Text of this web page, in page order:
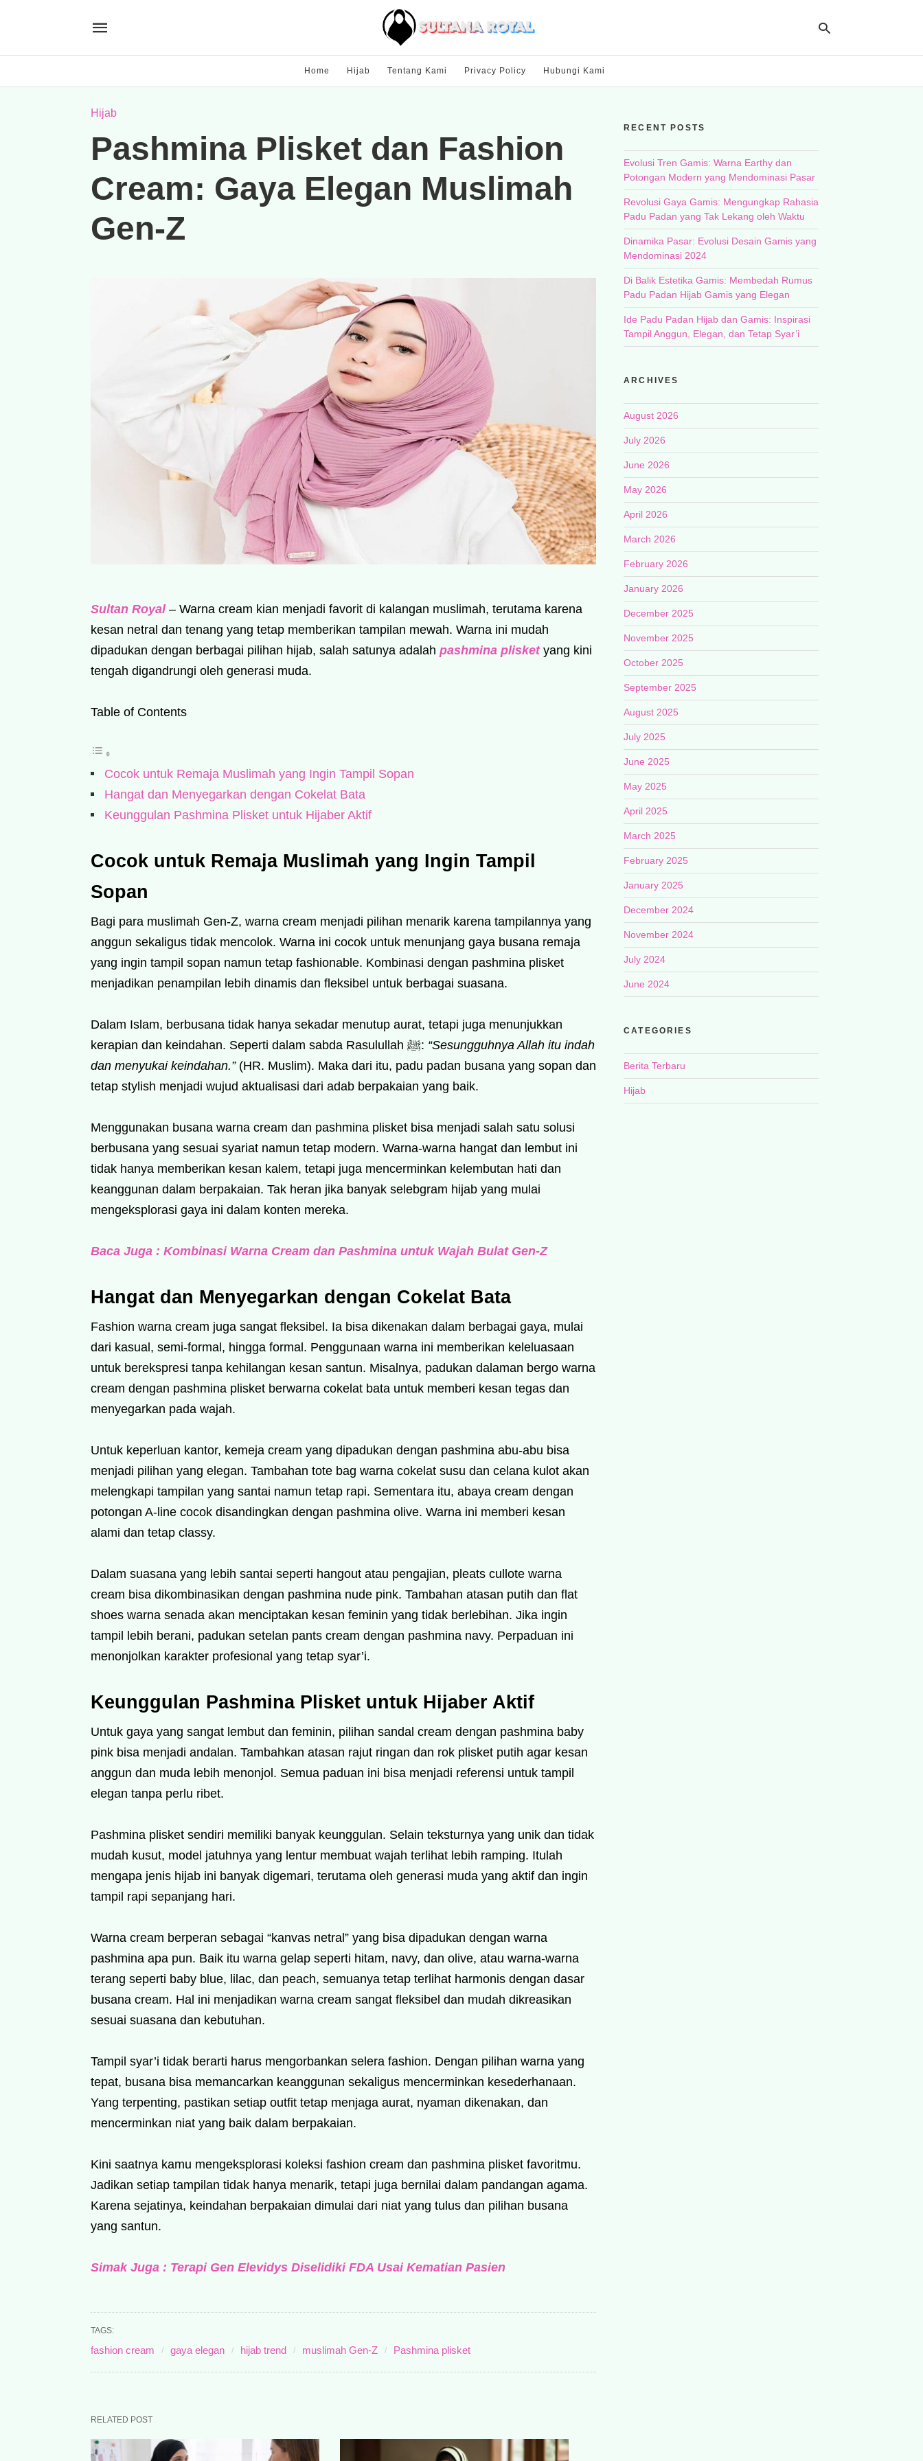
Home Hijab Tentang Kami Privacy Policy Hubungi Kami
Hijab
Pashmina Plisket dan Fashion
Cream: Gaya Elegan Muslimah
Gen-Z
Sultan Royal– Warna cream kian menjadi favorit di kalangan muslimah, terutama karena
kesan netral dan tenang yang tetap memberikan tampilan mewah. Warna ini mudah
dipadukan dengan berbagai pilihan hijab, salah satunya adalah pashmina plisketyang kini
tengah digandrungi oleh generasi muda.
Table of Contents
Cocok untuk Remaja Muslimah yang Ingin Tampil Sopan
Hangat dan Menyegarkan dengan Cokelat Bata
Keunggulan Pashmina Plisket untuk Hijaber Aktif
Cocok untuk Remaja Muslimah yang Ingin Tampil
Sopan
Bagi para muslimah Gen-Z, warna cream menjadi pilihan menarik karena tampilannya yang
anggun sekaligus tidak mencolok. Warna ini cocok untuk menunjang gaya busana remaja
yang ingin tampil sopan namun tetap fashionable. Kombinasi dengan pashmina plisket
menjadikan penampilan lebih dinamis dan fleksibel untuk berbagai suasana.
Dalam Islam, berbusana tidak hanya sekadar menutup aurat, tetapi juga menunjukkan
kerapian dan keindahan. Seperti dalam sabda Rasulullah ﷺ: “Sesungguhnya Allah itu indah
dan menyukai keindahan.”(HR. Muslim). Maka dari itu, padu padan busana yang sopan dan
tetap stylish menjadi wujud aktualisasi dari adab berpakaian yang baik.
Menggunakan busana warna cream dan pashmina plisket bisa menjadi salah satu solusi
berbusana yang sesuai syariat namun tetap modern. Warna-warna hangat dan lembut ini
tidak hanya memberikan kesan kalem, tetapi juga mencerminkan kelembutan hati dan
keanggunan dalam berpakaian. Tak heran jika banyak selebgram hijab yang mulai
mengeksplorasi gaya ini dalam konten mereka.
Baca Juga : Kombinasi Warna Cream dan Pashmina untuk Wajah Bulat Gen-Z
Hangat dan Menyegarkan dengan Cokelat Bata
Fashion warna cream juga sangat fleksibel. Ia bisa dikenakan dalam berbagai gaya, mulai
dari kasual, semi-formal, hingga formal. Penggunaan warna ini memberikan keleluasaan
untuk berekspresi tanpa kehilangan kesan santun. Misalnya, padukan dalaman bergo warna
cream dengan pashmina plisket berwarna cokelat bata untuk memberi kesan tegas dan
menyegarkan pada wajah.
Untuk keperluan kantor, kemeja cream yang dipadukan dengan pashmina abu-abu bisa
menjadi pilihan yang elegan. Tambahan tote bag warna cokelat susu dan celana kulot akan
melengkapi tampilan yang santai namun tetap rapi. Sementara itu, abaya cream dengan
potongan A-line cocok disandingkan dengan pashmina olive. Warna ini memberi kesan
alami dan tetap classy.
Dalam suasana yang lebih santai seperti hangout atau pengajian, pleats cullote warna
cream bisa dikombinasikan dengan pashmina nude pink. Tambahan atasan putih dan flat
shoes warna senada akan menciptakan kesan feminin yang tidak berlebihan. Jika ingin
tampil lebih berani, padukan setelan pants cream dengan pashmina navy. Perpaduan ini
menonjolkan karakter profesional yang tetap syar’i.
Keunggulan Pashmina Plisket untuk Hijaber Aktif
Untuk gaya yang sangat lembut dan feminin, pilihan sandal cream dengan pashmina baby
pink bisa menjadi andalan. Tambahkan atasan rajut ringan dan rok plisket putih agar kesan
anggun dan muda lebih menonjol. Semua paduan ini bisa menjadi referensi untuk tampil
elegan tanpa perlu ribet.
Pashmina plisket sendiri memiliki banyak keunggulan. Selain teksturnya yang unik dan tidak
mudah kusut, model jatuhnya yang lentur membuat wajah terlihat lebih ramping. Itulah
mengapa jenis hijab ini banyak digemari, terutama oleh generasi muda yang aktif dan ingin
tampil rapi sepanjang hari.
Warna cream berperan sebagai “kanvas netral” yang bisa dipadukan dengan warna
pashmina apa pun. Baik itu warna gelap seperti hitam, navy, dan olive, atau warna-warna
terang seperti baby blue, lilac, dan peach, semuanya tetap terlihat harmonis dengan dasar
busana cream. Hal ini menjadikan warna cream sangat fleksibel dan mudah dikreasikan
sesuai suasana dan kebutuhan.
Tampil syar’i tidak berarti harus mengorbankan selera fashion. Dengan pilihan warna yang
tepat, busana bisa memancarkan keanggunan sekaligus mencerminkan kesederhanaan.
Yang terpenting, pastikan setiap outfit tetap menjaga aurat, nyaman dikenakan, dan
mencerminkan niat yang baik dalam berpakaian.
Kini saatnya kamu mengeksplorasi koleksi fashion cream dan pashmina plisket favoritmu.
Jadikan setiap tampilan tidak hanya menarik, tetapi juga bernilai dalam pandangan agama.
Karena sejatinya, keindahan berpakaian dimulai dari niat yang tulus dan pilihan busana
yang santun.
Simak Juga : Terapi Gen Elevidys Diselidiki FDA Usai Kematian Pasien
TAGS:
fashion cream gaya elegan hijab trend muslimah Gen-Z Pashmina plisket
RELATED POST
RECENT POSTS
Evolusi Tren Gamis: Warna Earthy dan
Potongan Modern yang Mendominasi Pasar
Revolusi Gaya Gamis: Mengungkap Rahasia
Padu Padan yang Tak Lekang oleh Waktu
Dinamika Pasar: Evolusi Desain Gamis yang
Mendominasi 2024
Di Balik Estetika Gamis: Membedah Rumus
Padu Padan Hijab Gamis yang Elegan
Ide Padu Padan Hijab dan Gamis: Inspirasi
Tampil Anggun, Elegan, dan Tetap Syar’i
ARCHIVES
August 2026
July 2026
June 2026
May 2026
April 2026
March 2026
February 2026
January 2026
December 2025
November 2025
October 2025
September 2025
August 2025
July 2025
June 2025
May 2025
April 2025
March 2025
February 2025
January 2025
December 2024
November 2024
July 2024
June 2024
CATEGORIES
Berita Terbaru
Hijab